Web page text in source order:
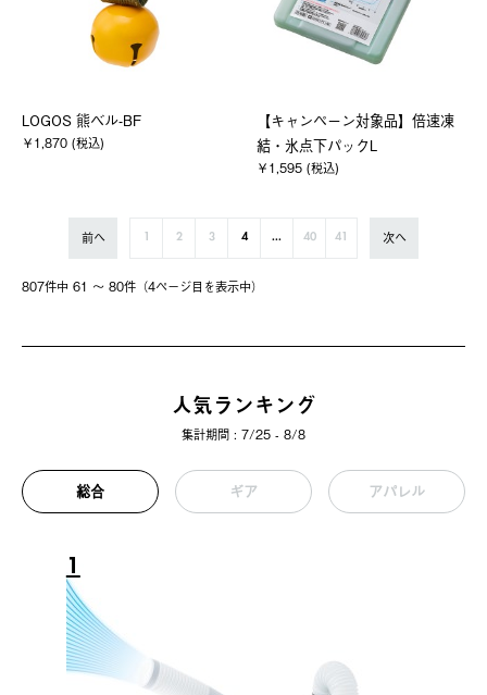
LOGOS 熊ベル-BF
￥1,870 (税込)
【キャンペーン対象品】倍速凍
結・氷点下パックL
￥1,595 (税込)
807件中 61 〜 80件（4ページ⽬を表⽰中）
前へ 1 2 3 4 ... 40 41 次へ
人気ランキング
集計期間 : 7/25 - 8/8
総合 ギア アパレル
1